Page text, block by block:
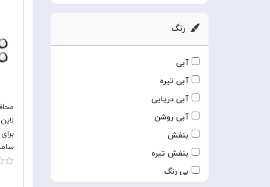
پولو
جی تک
زاند
سامسونگ
کجسا
کی دوو
گرین لاین
لولو
نیلکین
رنگ
آبی
آبی تیره
آبی دریایی
آبی روشن
بنفش
بنفش تیره
بی رنگ